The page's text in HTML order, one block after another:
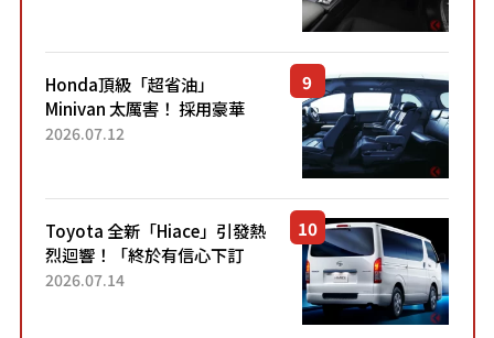
Honda頂級「超省油」
Minivan 太厲害！ 採用豪華
「真皮座椅」與專屬「黑色內
「三...
2026.07.12
Toyota 全新「Hiace」引發熱
烈迴響！「終於有信心下訂
了！」「哪個等級交車最
2026.07.14